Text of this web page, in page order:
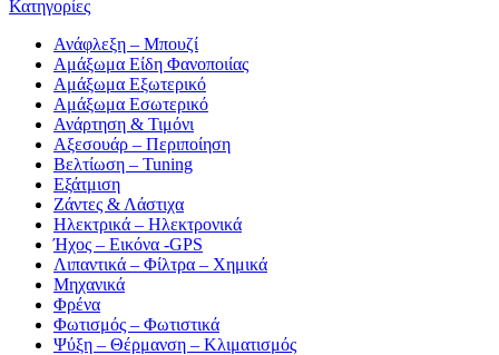
Κατηγορίες
Ανάφλεξη – Μπουζί
Αμάξωμα Είδη Φανοποιίας
Αμάξωμα Εξωτερικό
Αμάξωμα Εσωτερικό
Ανάρτηση & Τιμόνι
Αξεσουάρ – Περιποίηση
Βελτίωση – Tuning
Εξάτμιση
Ζάντες & Λάστιχα
Ηλεκτρικά – Ηλεκτρονικά
Ήχος – Εικόνα -GPS
Λιπαντικά – Φίλτρα – Χημικά
Μηχανικά
Φρένα
Φωτισμός – Φωτιστικά
Ψύξη – Θέρμανση – Κλιματισμός